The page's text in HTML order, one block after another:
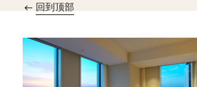
回到顶部